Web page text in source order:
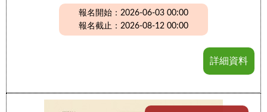
報名開始：2026-06-03 00:00
報名截止：2026-08-12 00:00
詳細資料